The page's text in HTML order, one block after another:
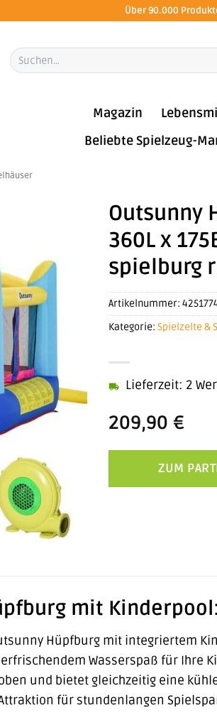
Über 90.000
Suchen
nach:
Magazin
Beliebte Spielzeug-
Outsunny
360L x
spielburg
209,90 €
Lieferzeit: 2
ZUM
Artikelnummer:
Kategorie:Spielzelte &
mit
Hüpfburg mit integriertem
Wasserspaß für Ihre
und bietet gleichzeitig eine
für stundenlangen